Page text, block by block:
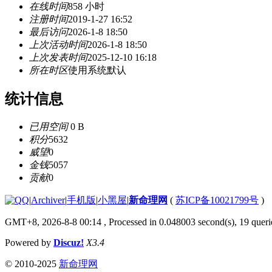
在线时间858 小时
注册时间2019-1-27 16:52
最后访问2026-1-8 18:50
上次活动时间2026-1-8 18:50
上次发表时间2025-12-10 16:18
所在时区使用系统默认
统计信息
已用空间0 B
积分5632
威望0
金钱5057
贡献0
|Archiver|手机版|小黑屋|新命理网 ( 苏ICP备10021799号 )
GMT+8, 2026-8-8 00:14 , Processed in 0.048003 second(s), 19
Powered by Discuz! X3.4
© 2010-2025 新命理网